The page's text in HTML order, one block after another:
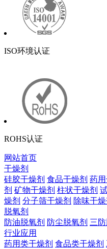
ISO环境认证
ROHS认证
网站首页
干燥剂
硅胶干燥剂 食品干燥剂 药用
剂 矿物干燥剂 柱状干燥剂
燥剂 分子筛干燥剂 除味干燥
脱氧剂
防油脱氧剂 防尘脱氧剂 三
行业应用
药用类干燥剂 食品类干燥剂